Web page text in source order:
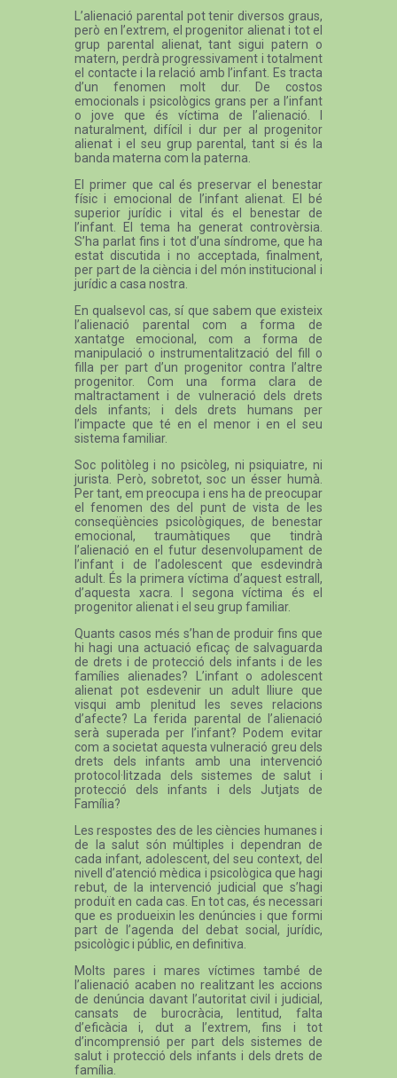
L’alienació parental pot tenir diversos graus,
però en l’extrem, el progenitor alienat i tot el
grup parental alienat, tant sigui patern o
matern, perdrà progressivament i totalment
el contacte i la relació amb l’infant. Es tracta
d’un fenomen molt dur. De costos
emocionals i psicològics grans per a l’infant
o jove que és víctima de l’alienació. I
naturalment, difícil i dur per al progenitor
alienat i el seu grup parental, tant si és la
banda materna com la paterna.
El primer que cal és preservar el benestar
físic i emocional de l’infant alienat. El bé
superior jurídic i vital és el benestar de
l’infant. El tema ha generat controvèrsia.
S’ha parlat fins i tot d’una síndrome, que ha
estat discutida i no acceptada, finalment,
per part de la ciència i del món institucional i
jurídic a casa nostra.
En qualsevol cas, sí que sabem que existeix
l’alienació parental com a forma de
xantatge emocional, com a forma de
manipulació o instrumentalització del fill o
filla per part d’un progenitor contra l’altre
progenitor. Com una forma clara de
maltractament i de vulneració dels drets
dels infants; i dels drets humans per
l’impacte que té en el menor i en el seu
sistema familiar.
Soc politòleg i no psicòleg, ni psiquiatre, ni
jurista. Però, sobretot, soc un ésser humà.
Per tant, em preocupa i ens ha de preocupar
el fenomen des del punt de vista de les
conseqüències psicològiques, de benestar
emocional, traumàtiques que tindrà
l’alienació en el futur desenvolupament de
l’infant i de l’adolescent que esdevindrà
adult. És la primera víctima d’aquest estrall,
d’aquesta xacra. I segona víctima és el
progenitor alienat i el seu grup familiar.
Quants casos més s’han de produir fins que
hi hagi una actuació eficaç de salvaguarda
de drets i de protecció dels infants i de les
famílies alienades? L’infant o adolescent
alienat pot esdevenir un adult lliure que
visqui amb plenitud les seves relacions
d’afecte? La ferida parental de l’alienació
serà superada per l’infant? Podem evitar
com a societat aquesta vulneració greu dels
drets dels infants amb una intervenció
protocol·litzada dels sistemes de salut i
protecció dels infants i dels Jutjats de
Família?
Les respostes des de les ciències humanes i
de la salut són múltiples i dependran de
cada infant, adolescent, del seu context, del
nivell d’atenció mèdica i psicològica que hagi
rebut, de la intervenció judicial que s’hagi
produït en cada cas. En tot cas, és necessari
que es produeixin les denúncies i que formi
part de l’agenda del debat social, jurídic,
psicològic i públic, en definitiva.
Molts pares i mares víctimes també de
l’alienació acaben no realitzant les accions
de denúncia davant l’autoritat civil i judicial,
cansats de burocràcia, lentitud, falta
d’eficàcia i, dut a l’extrem, fins i tot
d’incomprensió per part dels sistemes de
salut i protecció dels infants i dels drets de
família.